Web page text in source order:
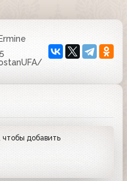
, чтобы добавить